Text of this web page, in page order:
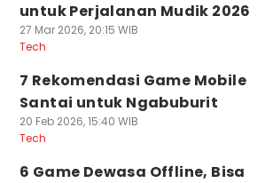
untuk Perjalanan Mudik 2026
27 Mar 2026, 20:15 WIB
Tech
7 Rekomendasi Game Mobile
Santai untuk Ngabuburit
20 Feb 2026, 15:40 WIB
Tech
6 Game Dewasa Offline, Bisa